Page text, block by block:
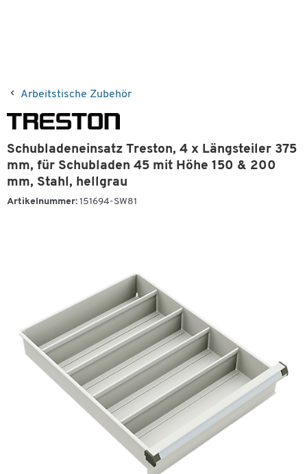
Arbeitstische Zubehör
Schubladeneinsatz Treston, 4 x Längsteiler 375
mm, für Schubladen 45 mit Höhe 150 & 200
mm, Stahl, hellgrau
Artikelnummer: 151694-SW81